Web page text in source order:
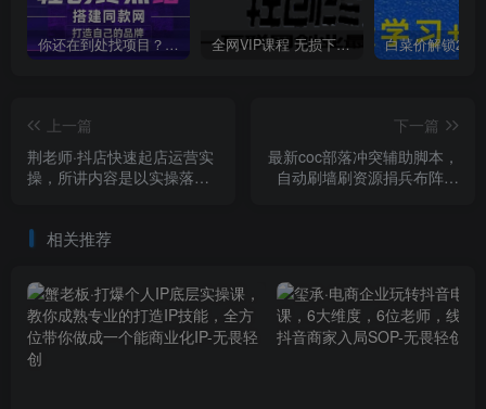
你还在到处找项目？还在当韭菜？我靠卖项目一个月收入5万+，曾经我也是个失败者。 全网VIP课程 无损下载~
上一篇
荆老师·抖店快速起店运营实
操，​所讲内容是以实操落地
下一篇
最新coc部落冲突辅助脚本，
自动刷墙刷资源捐兵布阵宝
相关推荐